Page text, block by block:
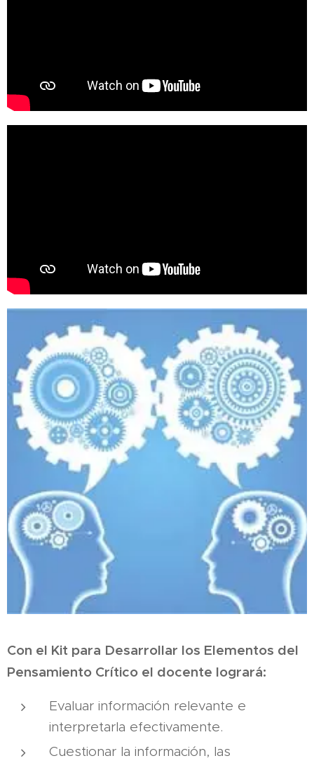
Con el Kit para Desarrollar los Elementos del
Pensamiento Crítico el docente logrará:
Evaluar información relevante e
interpretarla efectivamente.
Cuestionar la información, las